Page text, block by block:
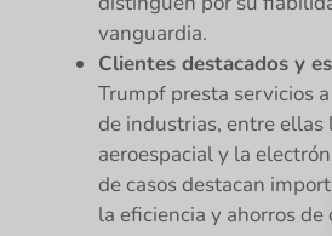
vanguardia.
Clientes destacados y
Trumpf presta servicios
de industrias, entre ellas
aeroespacial y la
de casos destacan
la eficiencia y ahorros de